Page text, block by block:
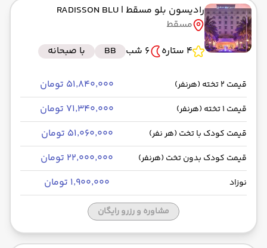
رادیسون بلو مسقط | RADISSON BLU
مسقط
4 ستاره
6 شب BB با صبحانه
قیمت 2 تخته (هرنفر) ۵۱٬۸۴۰٬۰۰۰ تومان
قیمت 1 تخته (هرنفر) ۷۱٬۳۴۰٬۰۰۰ تومان
قیمت کودک با تخت (هر نفر) ۵۱٬۰۶۰٬۰۰۰ تومان
قیمت کودک بدون تخت (هرنفر) ۲۲٬۰۰۰٬۰۰۰ تومان
نوزاد ۱٬۹۰۰٬۰۰۰ تومان
مشاوره و رزرو رایگان